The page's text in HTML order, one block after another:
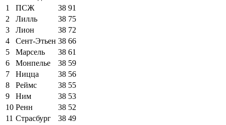
1
ПСЖ 38 91
2
Лилль 38 75
3
Лион 38 72
4
Сент-Этьен 38 66
5
Марсель 38 61
6
Монпелье 38 59
7
Ницца 38 56
8
Реймс 38 55
9
Ним 38 53
10 Ренн 38 52
11 Страсбург 38 49